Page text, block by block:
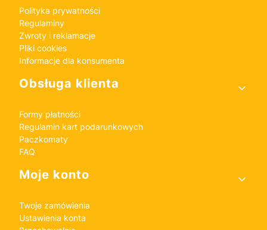
Polityka prywatności
Regulaminy
Zwroty i reklamacje
Pliki cookies
Informacje dla konsumenta
Obsługa klienta
Formy płatności
Regulamin kart podarunkowych
Paczkomaty
FAQ
Moje konto
Twoje zamówienia
Ustawienia konta